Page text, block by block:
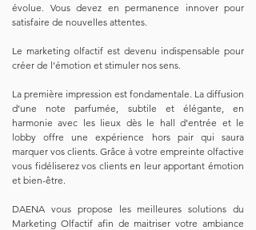
évolue. Vous devez en permanence innover pour
satisfaire de nouvelles attentes.
Le marketing olfactif est devenu indispensable pour
créer de l’émotion et stimuler nos sens.
La première impression est fondamentale. La diffusion
d’une note parfumée, subtile et élégante, en
harmonie avec les lieux dès le hall d’entrée et le
lobby offre une expérience hors pair qui saura
marquer vos clients. Grâce à votre empreinte olfactive
vous fidéliserez vos clients en leur apportant émotion
et bien-être.
DAENA vous propose les meilleures solutions du
Marketing Olfactif afin de maitriser votre ambiance